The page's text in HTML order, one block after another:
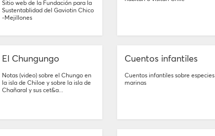
Sitio web de la Fundación para la
Sustentablidad del Gaviotin Chico
-Mejillones
El Chungungo
Notas (video) sobre el Chungo en
la isla de Chiloe y sobre la isla de
Chañaral y sus cet&a...
Cuentos infantiles
Cuentos infantiles sobre especies
marinas